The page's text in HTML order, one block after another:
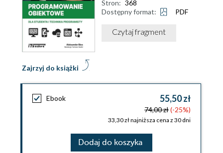
Zajrzyj do książki
Stron: 368
Dostępny format:
PDF
Czytaj fragment
Ebook 55,50 zł
74,00 zł(-25%)
33,30 zł najniższa cena z 30 dni
Dodaj do koszyka